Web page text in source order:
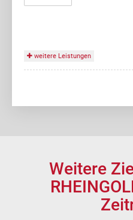
weitere Leistungen
Weitere